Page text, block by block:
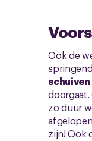
Ook de
doorgaat.
zo duur
zijn! Ook